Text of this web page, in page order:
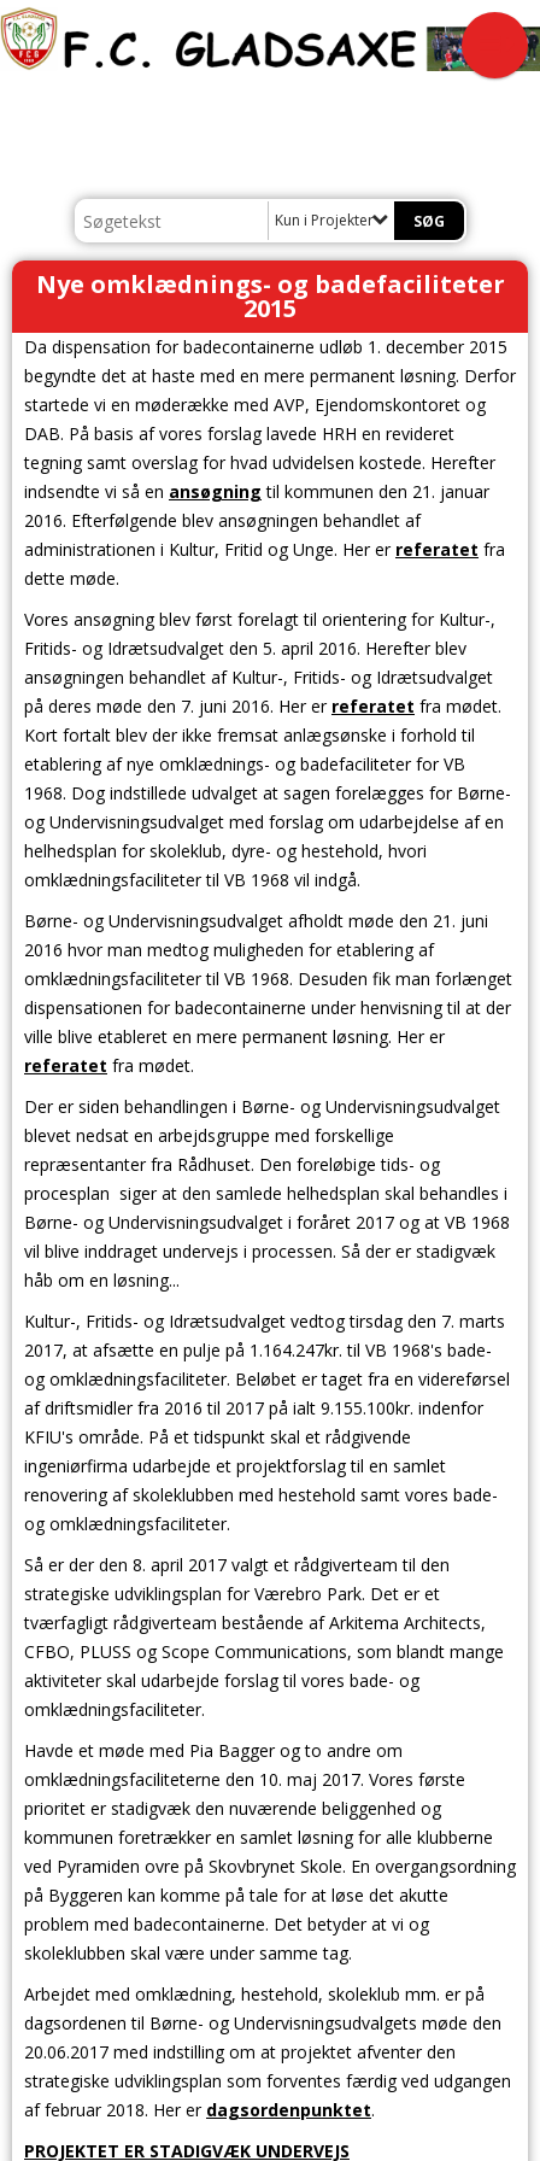
Kun i Projekter
Nye omklædnings- og badefaciliteter
2015
Da dispensation for badecontainerne udløb 1. december 2015
begyndte det at haste med en mere permanent løsning. Derfor
startede vi en møderække med AVP, Ejendomskontoret og
DAB. På basis af vores forslag lavede HRH en revideret
tegning samt overslag for hvad udvidelsen kostede. Herefter
indsendte vi så en ansøgning til kommunen den 21. januar
2016. Efterfølgende blev ansøgningen behandlet af
administrationen i Kultur, Fritid og Unge. Her er referatet fra
dette møde.
Vores ansøgning blev først forelagt til orientering for Kultur-,
Fritids- og Idrætsudvalget den 5. april 2016. Herefter blev
ansøgningen behandlet af Kultur-, Fritids- og Idrætsudvalget
på deres møde den 7. juni 2016. Her er referatet fra mødet.
Kort fortalt blev der ikke fremsat anlægsønske i forhold til
etablering af nye omklædnings- og badefaciliteter for VB
1968. Dog indstillede udvalget at sagen forelægges for Børne-
og Undervisningsudvalget med forslag om udarbejdelse af en
helhedsplan for skoleklub, dyre- og hestehold, hvori
omklædningsfaciliteter til VB 1968 vil indgå.
Børne- og Undervisningsudvalget afholdt møde den 21. juni
2016 hvor man medtog muligheden for etablering af
omklædningsfaciliteter til VB 1968. Desuden fik man forlænget
dispensationen for badecontainerne under henvisning til at der
ville blive etableret en mere permanent løsning. Her er
referatet fra mødet.
Der er siden behandlingen i Børne- og Undervisningsudvalget
blevet nedsat en arbejdsgruppe med forskellige
repræsentanter fra Rådhuset. Den foreløbige tids- og
procesplan siger at den samlede helhedsplan skal behandles i
Børne- og Undervisningsudvalget i foråret 2017 og at VB 1968
vil blive inddraget undervejs i processen. Så der er stadigvæk
håb om en løsning...
Kultur-, Fritids- og Idrætsudvalget vedtog tirsdag den 7. marts
2017, at afsætte en pulje på 1.164.247kr. til VB 1968's bade-
og omklædningsfaciliteter. Beløbet er taget fra en videreførsel
af driftsmidler fra 2016 til 2017 på ialt 9.155.100kr. indenfor
KFIU's område. På et tidspunkt skal et rådgivende
ingeniørfirma udarbejde et projektforslag til en samlet
renovering af skoleklubben med hestehold samt vores bade-
og omklædningsfaciliteter.
Så er der den 8. april 2017 valgt et rådgiverteam til den
strategiske udviklingsplan for Værebro Park. Det er et
tværfagligt rådgiverteam bestående af Arkitema Architects,
CFBO, PLUSS og Scope Communications, som blandt mange
aktiviteter skal udarbejde forslag til vores bade- og
omklædningsfaciliteter.
Havde et møde med Pia Bagger og to andre om
omklædningsfaciliteterne den 10. maj 2017. Vores første
prioritet er stadigvæk den nuværende beliggenhed og
kommunen foretrækker en samlet løsning for alle klubberne
ved Pyramiden ovre på Skovbrynet Skole. En overgangsordning
på Byggeren kan komme på tale for at løse det akutte
problem med badecontainerne. Det betyder at vi og
skoleklubben skal være under samme tag.
Arbejdet med omklædning, hestehold, skoleklub mm. er på
dagsordenen til Børne- og Undervisningsudvalgets møde den
20.06.2017 med indstilling om at projektet afventer den
strategiske udviklingsplan som forventes færdig ved udgangen
af februar 2018. Her er dagsordenpunktet.
PROJEKTET ER STADIGVÆK UNDERVEJS